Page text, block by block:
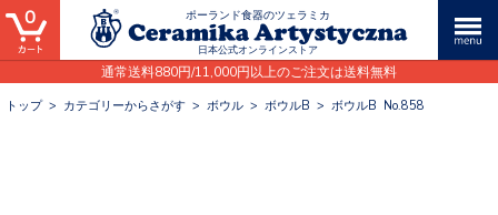
ポーランド食器のツェラミカ
日本公式オンラインストア
通常送料880円/11,000円以上のご注文は送料無料
0
トップ> カテゴリーからさがす > ボウル > ボウルB > ボウルB No.858